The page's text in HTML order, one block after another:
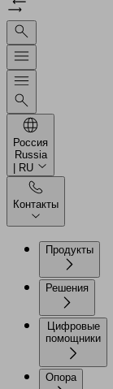
Россия
Russia
| RU
Контакты
Продукты
Решения
Цифровые
помощники
Опора